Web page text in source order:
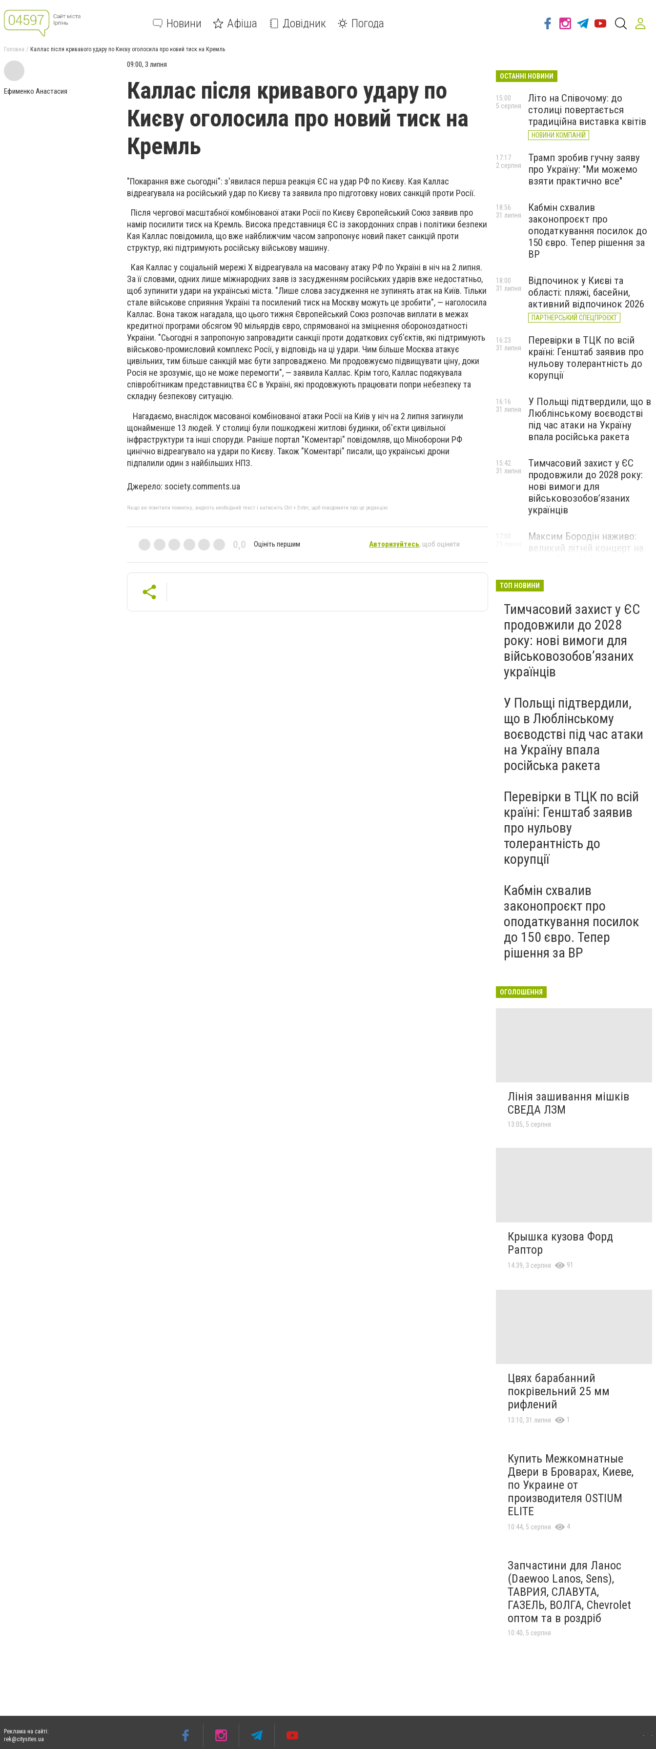
Новини Афіша Довідник Погода
Головна Каллас після кривавого удару по Києву оголосила про новий тиск на Кремль
Ефименко Анастасия
09:00, 3 липня
Каллас після кривавого удару по
Києву оголосила про новий тиск на
Кремль
"Покарання вже сьогодні": з'явилася перша реакція ЄС на удар РФ по Києву. Кая Каллас
відреагувала на російський удар по Києву та заявила про підготовку нових санкцій проти Росії.
Після чергової масштабної комбінованої атаки Росії по Києву Європейський Союз заявив про
намір посилити тиск на Кремль. Висока представниця ЄС із закордонних справ і політики безпеки
Кая Каллас повідомила, що вже найближчим часом запропонує новий пакет санкцій проти
структур, які підтримують російську військову машину.
Кая Каллас у соціальній мережі X відреагувала на масовану атаку РФ по Україні в ніч на 2 липня.
За її словами, одних лише міжнародних заяв із засудженням російських ударів вже недостатньо,
щоб зупинити удари на українські міста. "Лише слова засудження не зупинять атак на Київ. Тільки
стале військове сприяння Україні та посилений тиск на Москву можуть це зробити", — наголосила
Каллас. Вона також нагадала, що цього тижня Європейський Союз розпочав виплати в межах
кредитної програми обсягом 90 мільярдів євро, спрямованої на зміцнення обороноздатності
України. "Сьогодні я запропоную запровадити санкції проти додаткових суб’єктів, які підтримують
військово-промисловий комплекс Росії, у відповідь на ці удари. Чим більше Москва атакує
цивільних, тим більше санкцій має бути запроваджено. Ми продовжуємо підвищувати ціну, доки
Росія не зрозуміє, що не може перемогти", — заявила Каллас. Крім того, Каллас подякувала
співробітникам представництва ЄС в Україні, які продовжують працювати попри небезпеку та
складну безпекову ситуацію.
Нагадаємо, внаслідок масованої комбінованої атаки Росії на Київ у ніч на 2 липня загинули
щонайменше 13 людей. У столиці були пошкоджені житлові будинки, об'єкти цивільної
інфраструктури та інші споруди. Раніше портал "Коментарі" повідомляв, що Міноборони РФ
цинічно відреагувало на удари по Києву. Також "Коментарі" писали, що українські дрони
підпалили один з найбільших НПЗ.
Джерело: society.comments.ua
Якщо ви помітили помилку, виділіть необхідний текст і натисніть Ctrl + Enter, щоб повідомити про це редакцію
0,0 Оцініть першим Авторизуйтесь, щоб оцінити
ОСТАННІ НОВИНИ
Літо на Співочому: до
столиці повертається
традиційна виставка квітів
НОВИНИ КОМПАНІЙ
15:00
5 серпня
Трамп зробив гучну заяву
про Україну: "Ми можемо
взяти практично все"
17:17
2 серпня
Кабмін схвалив
законопроєкт про
оподаткування посилок до
150 євро. Тепер рішення за
ВР
18:56
31 липня
Відпочинок у Києві та
області: пляжі, басейни,
активний відпочинок 2026
ПАРТНЕРСЬКИЙ СПЕЦПРОЄКТ
18:00
31 липня
Перевірки в ТЦК по всій
країні: Генштаб заявив про
нульову толерантність до
корупції
16:23
31 липня
У Польщі підтвердили, що в
Люблінському воєводстві
під час атаки на Україну
впала російська ракета
16:16
31 липня
Тимчасовий захист у ЄС
продовжили до 2028 року:
нові вимоги для
військовозобов’язаних
українців
15:42
31 липня
Максим Бородін наживо:
великий літній концерт на
17:00
ТОП НОВИНИ
Тимчасовий захист у ЄС
продовжили до 2028
року: нові вимоги для
військовозобов’язаних
українців
У Польщі підтвердили,
що в Люблінському
воєводстві під час атаки
на Україну впала
російська ракета
Перевірки в ТЦК по всій
країні: Генштаб заявив
про нульову
толерантність до
корупції
Кабмін схвалив
законопроєкт про
оподаткування посилок
до 150 євро. Тепер
рішення за ВР
ОГОЛОШЕННЯ
Лінія зашивання мішків
СВЕДА ЛЗМ
13:05, 5 серпня
Крышка кузова Форд
Раптор
14:39, 3 серпня 91
Цвях барабанний
покрівельний 25 мм
рифлений
13:10, 31 липня 1
Купить Межкомнатные
Двери в Броварах, Киеве,
по Украине от
производителя OSTIUM
ELITE
10:44, 5 серпня 4
Запчастини для Ланос
(Daewoo Lanos, Sens),
ТАВРИЯ, СЛАВУТА,
ГАЗЕЛЬ, ВОЛГА, Chevrolet
оптом та в роздріб
10:40, 5 серпня
Реклама на сайті:
rek@citysites.ua